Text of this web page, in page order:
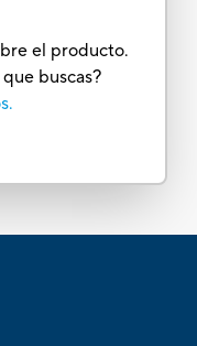
el producto.
buscas?